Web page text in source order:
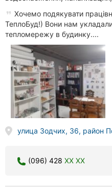
Хочемо подякувати
ТеплоБуд!) Вони нам
тепломережу в будинку....
улица Зодчих, 36, район
(096) 428 XX XX